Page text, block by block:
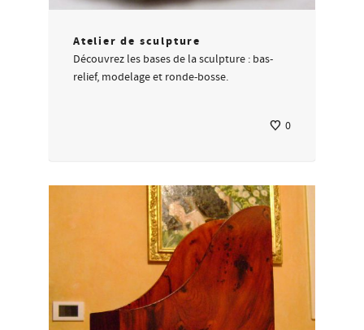
Atelier de sculpture
Découvrez les bases de la sculpture : bas-
relief, modelage et ronde-bosse.
0